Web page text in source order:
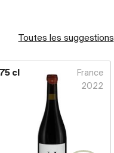
Toutes les suggestions
75 cl
France
2022